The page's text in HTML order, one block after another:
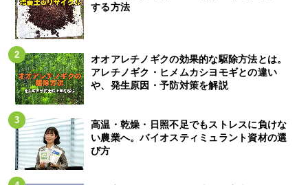
する方法
オオアレチノギクの効果的な駆除方法とは。
アレチノギク・ヒメムカシヨモギとの違い
や、発生原因・予防対策を解説
高温・乾燥・日照不足でもストレスに負けな
い農業へ。バイオスティミュラント資材の選
び方